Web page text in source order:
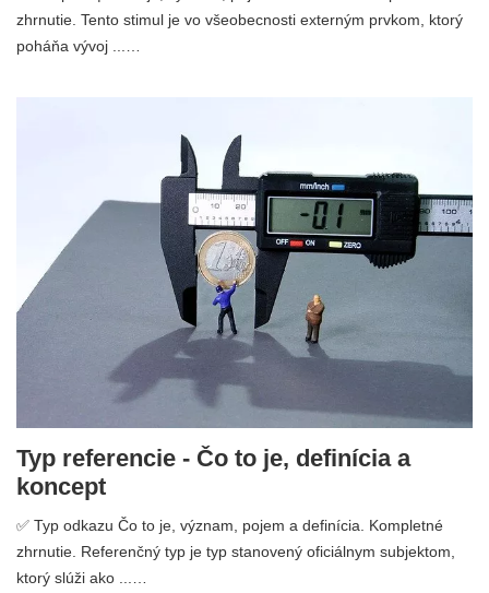
zhrnutie. Tento stimul je vo všeobecnosti externým prvkom, ktorý
poháňa vývoj ...…
Typ referencie - Čo to je, definícia a
koncept
✅ Typ odkazu Čo to je, význam, pojem a definícia. Kompletné
zhrnutie. Referenčný typ je typ stanovený oficiálnym subjektom,
ktorý slúži ako ...…